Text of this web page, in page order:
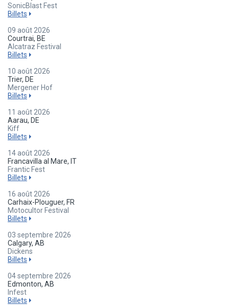
SonicBlast Fest
Billets
09 août 2026
Courtrai, BE
Alcatraz Festival
Billets
10 août 2026
Trier, DE
Mergener Hof
Billets
11 août 2026
Aarau, DE
Kiff
Billets
14 août 2026
Francavilla al Mare, IT
Frantic Fest
Billets
16 août 2026
Carhaix-Plouguer, FR
Motocultor Festival
Billets
03 septembre 2026
Calgary, AB
Dickens
Billets
04 septembre 2026
Edmonton, AB
Infest
Billets